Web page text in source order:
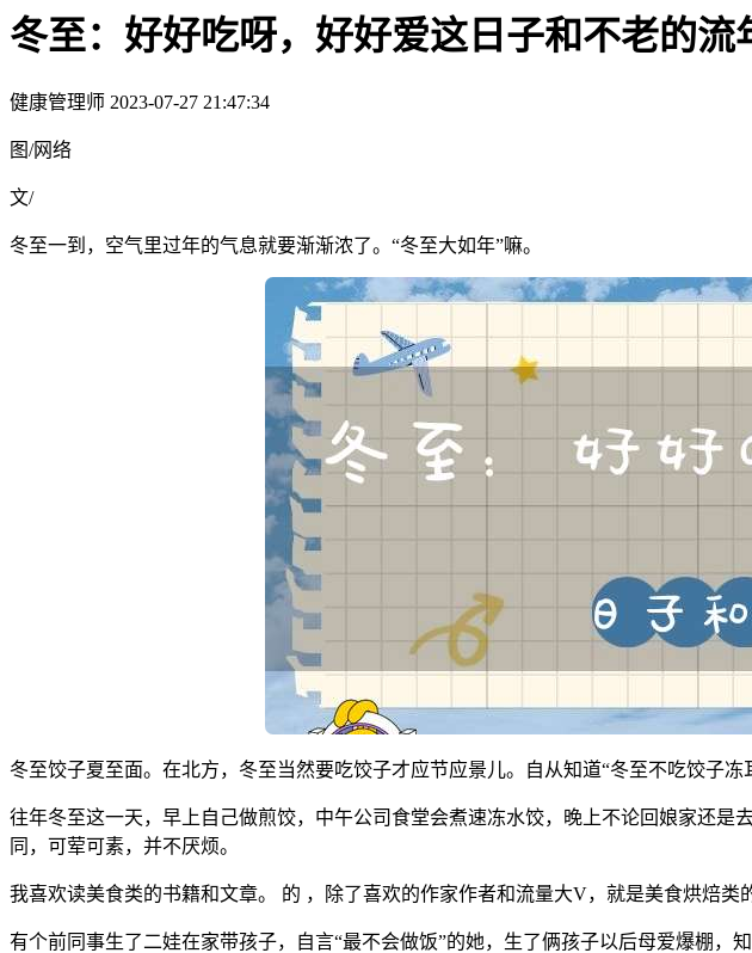
冬至：好好吃呀，好好爱这日子和不老的流
健康管理师 2023-07-27 21:47:34
图/网络
文/
冬至一到，空气里过年的气息就要渐渐浓了。“冬至大如年”嘛。
冬至饺子夏至面。在北方，冬至当然要吃饺子才应节应景儿。自从知道“冬至不吃饺子
往年冬至这一天，早上自己做煎饺，中午公司食堂会煮速冻水饺，晚上不论回娘家还
同，可荤可素，并不厌烦。
我喜欢读美食类的书籍和文章。 的 ，除了喜欢的作家作者和流量大V，就是美食烘焙类
有个前同事生了二娃在家带孩子，自言“最不会做饭”的她，生了俩孩子以后母爱爆棚